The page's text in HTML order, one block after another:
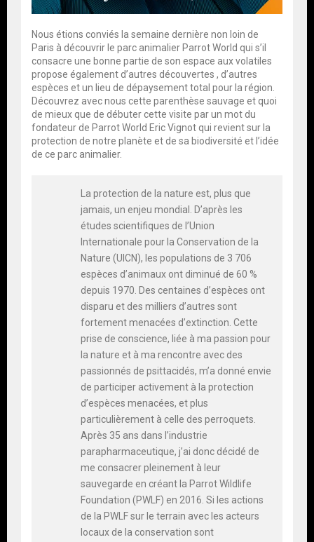
Nous étions conviés la semaine dernière non loin de
Paris à découvrir le parc animalier Parrot World qui s’il
consacre une bonne partie de son espace aux volatiles
propose également d’autres découvertes , d’autres
espèces et un lieu de dépaysement total pour la région.
Découvrez avec nous cette parenthèse sauvage et quoi
de mieux que de débuter cette visite par un mot du
fondateur de Parrot World Eric Vignot qui revient sur la
protection de notre planète et de sa biodiversité et l’idée
de ce parc animalier.
La protection de la nature est, plus que
jamais, un enjeu mondial. D’après les
études scientifiques de l’Union
Internationale pour la Conservation de la
Nature (UICN), les populations de 3 706
espèces d’animaux ont diminué de 60 %
depuis 1970. Des centaines d’espèces ont
disparu et des milliers d’autres sont
fortement menacées d’extinction. Cette
prise de conscience, liée à ma passion pour
la nature et à ma rencontre avec des
passionnés de psittacidés, m’a donné envie
de participer activement à la protection
d’espèces menacées, et plus
particulièrement à celle des perroquets.
Après 35 ans dans l’industrie
parapharmaceutique, j’ai donc décidé de
me consacrer pleinement à leur
sauvegarde en créant la Parrot Wildlife
Foundation (PWLF) en 2016. Si les actions
de la PWLF sur le terrain avec les acteurs
locaux de la conservation sont